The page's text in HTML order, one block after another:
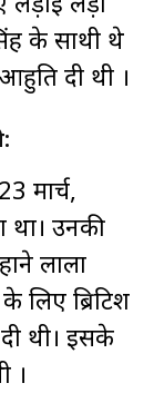
के साथी थे
दी थी ।
मार्च,
था। उनकी
लाला
लिए ब्रिटिश
थी। इसके
।